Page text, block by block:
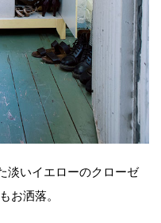
淡いイエローのクローゼ
お洒落。